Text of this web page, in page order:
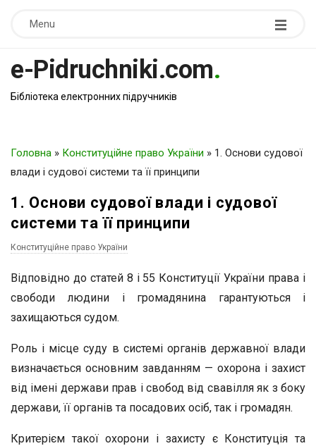
Menu
e-Pidruchniki.com.
Бібліотека електронних підручників
Головна » Конституційне право України » 1. Основи судової
влади і судової системи та її принципи
1. Основи судової влади і судової
системи та її принципи
Конституційне право України
Відповідно до статей 8 і 55 Конституції України права і
свободи людини і громадянина гарантуються і
захищаються судом.
Роль і місце суду в системі органів державної влади
визначається основним завданням — охорона і захист
від імені держави прав і свобод від свавілля як з боку
держави, її органів та посадових осіб, так і громадян.
Критерієм такої охорони і захисту є Конституція та